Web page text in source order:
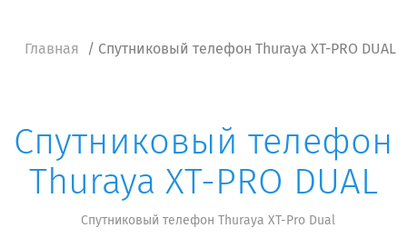
Главная / Cпутниковый телефон Thuraya XT-PRO DUAL
Cпутниковый телефон
Thuraya XT-PRO DUAL
Cпутниковый телефон Thuraya XT-Pro Dual